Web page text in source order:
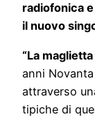
radiofonica e
il nuovo
“La
anni
attraverso
tipiche di